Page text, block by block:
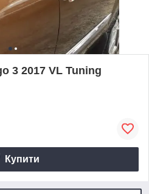
3 2017 VL Tuning
Купити